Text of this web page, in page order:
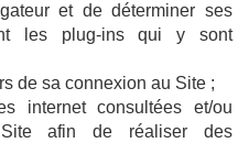
et de déterminer ses
les plug-ins qui y sont
de sa connexion au Site ;
internet consultées et/ou
afin de réaliser des